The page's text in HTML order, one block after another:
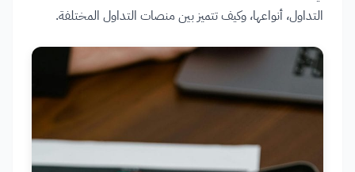
التداول، أنواعها، وكيف تتميز بين منصات التداول المختلفة.